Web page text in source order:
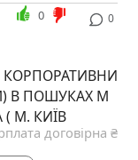
0
0
КОРПОРАТИВНИ
В ПОШУКАХ М
М. КИЇВ
договірна ₴